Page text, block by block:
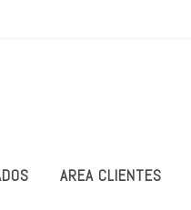
AREA CLIENTES